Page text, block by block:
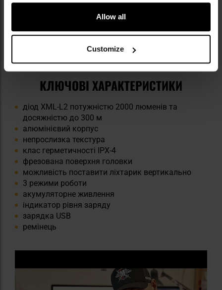
Allow all
Customize
КЛЮЧОВІ ХАРАКТЕРИСТИКИ
діод XML-L2 потужністю 2000 люменів та
досяжністю до 300 м
алюмінієвий корпус
непрослизка текстура
клас герметичності IPX-4
фрезована поверхня головки
можливість поставити ліхтарик вертикально
3 режими роботи
акумуляторне живлення
індикатор рівня заряду
зарядка USB
ремінець